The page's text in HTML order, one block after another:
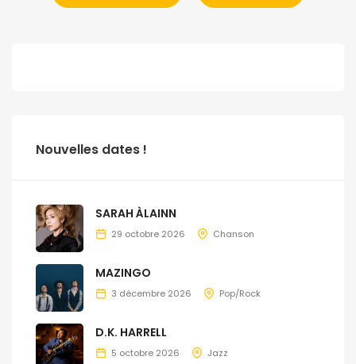
Nouvelles dates !
SARAH ÀLAINN
29 octobre 2026 Chanson
MAZINGO
3 décembre 2026 Pop/Rock
D.K. HARRELL
5 octobre 2026 Jazz